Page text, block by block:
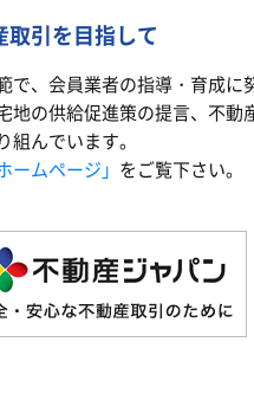
取引を目指して
で、会員業者の指導・育成に
地の供給促進策の提言、不動
んでいます。
ームページ」 をご覧下さい。